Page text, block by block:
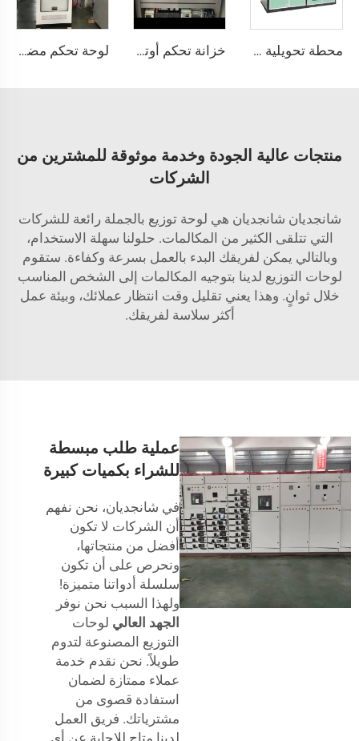
محطة تحويلية بنمط أوروبي خزانة تحكم أوتوماتيكية لمضخة المياه ذات الضغط الثابت – متكاملة مع وحدة التحكم القابلة للبرمجة (PLC) ومحول التردد (VFD) لوحة تحكم مضخة المياه الاحترافية مع وحدة التحكم القابلة للبرمجة (PLC) - حل ضغط ثابت
منتجات عالية الجودة وخدمة موثوقة للمشترين من
الشركات
شانجديان شانجديان هي لوحة توزيع بالجملة رائعة للشركات
التي تتلقى الكثير من المكالمات. حلولنا سهلة الاستخدام،
وبالتالي يمكن لفريقك البدء بالعمل بسرعة وكفاءة. ستقوم
لوحات التوزيع لدينا بتوجيه المكالمات إلى الشخص المناسب
خلال ثوانٍ. وهذا يعني تقليل وقت انتظار عملائك، وبيئة عمل
أكثر سلاسة لفريقك.
عملية طلب مبسطة
للشراء بكميات كبيرة
في شانجديان، نحن نفهم
أن الشركات لا تكون
أفضل من منتجاتها،
ونحرص على أن تكون
سلسلة أدواتنا متميزة!
ولهذا السبب نحن نوفر
الجهد العالي لوحات
التوزيع المصنوعة لتدوم
طويلاً. نحن نقدم خدمة
عملاء ممتازة لضمان
استفادة قصوى من
مشترياتك. فريق العمل
لدينا متاح للإجابة عن أي